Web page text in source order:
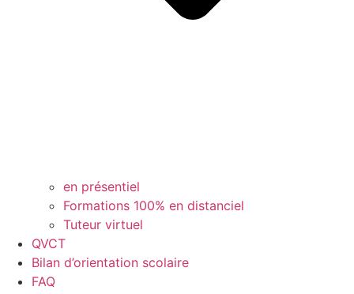
en présentiel
Formations 100% en distanciel
Tuteur virtuel
QVCT
Bilan d’orientation scolaire
FAQ